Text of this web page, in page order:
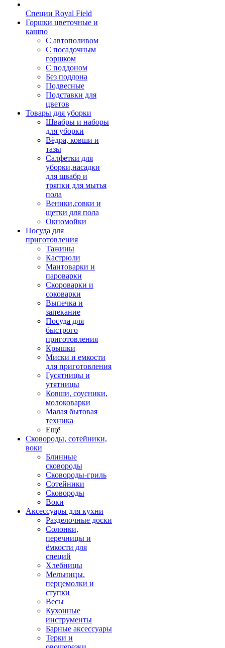
Специи Royal Field
Горшки цветочные и
кашпо
С автополивом
С посадочным
горшком
С поддоном
Без поддона
Подвесные
Подставки для
цветов
Товары для уборки
Швабры и наборы
для уборки
Вёдра, ковши и
тазы
Салфетки для
уборки,насадки
для швабр и
тряпки для мытья
пола
Веники,совки и
щетки для пола
Окномойки
Посуда для
приготовления
Тажины
Кастрюли
Мантоварки и
пароварки
Скороварки и
соковарки
Выпечка и
запекание
Посуда для
быстрого
приготовления
Крышки
Миски и емкости
для приготовления
Гусятницы и
утятницы
Ковши, соусники,
молоковарки
Малая бытовая
техника
Ещё
Сковороды, сотейники,
воки
Блинные
сковороды
Сковороды-гриль
Сотейники
Сковороды
Воки
Аксессуары для кухни
Разделочные доски
Солонки,
перечницы и
ёмкости для
специй
Хлебницы
Мельницы.
перцемолки и
ступки
Весы
Кухонные
инструменты
Барные аксессуары
Терки и